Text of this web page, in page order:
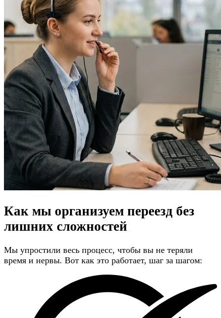
Как мы организуем переезд без
лишних сложностей
Мы упростили весь процесс, чтобы вы не теряли
время и нервы. Вот как это работает, шаг за шагом: